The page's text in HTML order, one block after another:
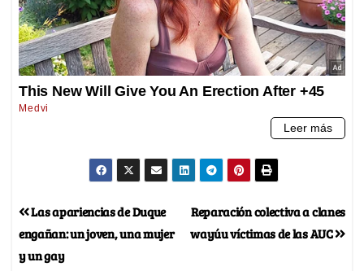
Reparación colectiva a clanes
wayúu víctimas de las AUC
Las apariencias de Duque
engañan: un joven, una mujer
y un gay